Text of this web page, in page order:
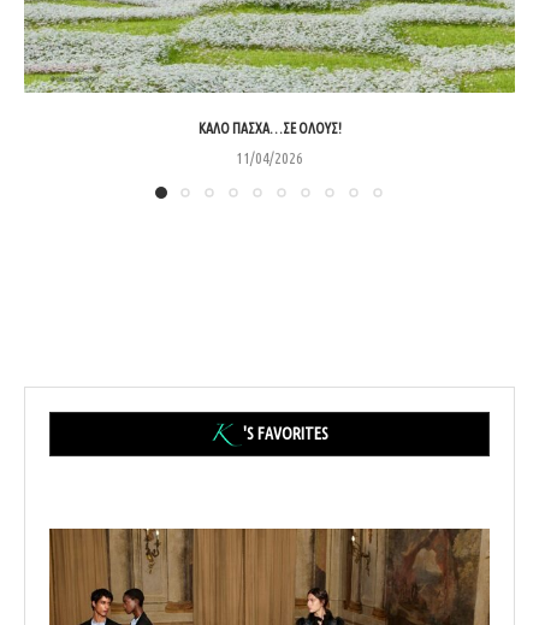
ΚΑΛΌ ΠΆΣΧΑ…ΣΕ ΌΛΟΥΣ!
11/04/2026
'S FAVORITES